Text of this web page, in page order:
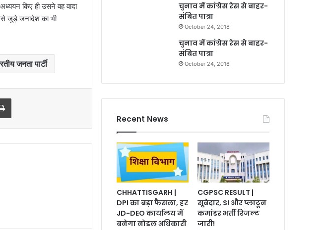
किए ही उसने वह वादा
जुड़े जनादेश का भी
जनता पार्टी
Print
चुनाव में कांग्रेस रेस से बाहर-
संबित पात्रा
October 24, 2018
चुनाव में कांग्रेस रेस से बाहर-
संबित पात्रा
October 24, 2018
Recent News
CHHATTISGARH |
DPI का बड़ा फैसला, हर
JD-DEO कार्यालय में
बनेगा नोडल अधिकारी
CGPSC RESULT |
सूबेदार, SI और प्लाटून
कमांडर भर्ती रिजल्ट
जारी!